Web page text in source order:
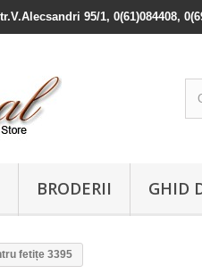
95/1, 0(61)084408,
BRODERII GHID
fetițe 3395